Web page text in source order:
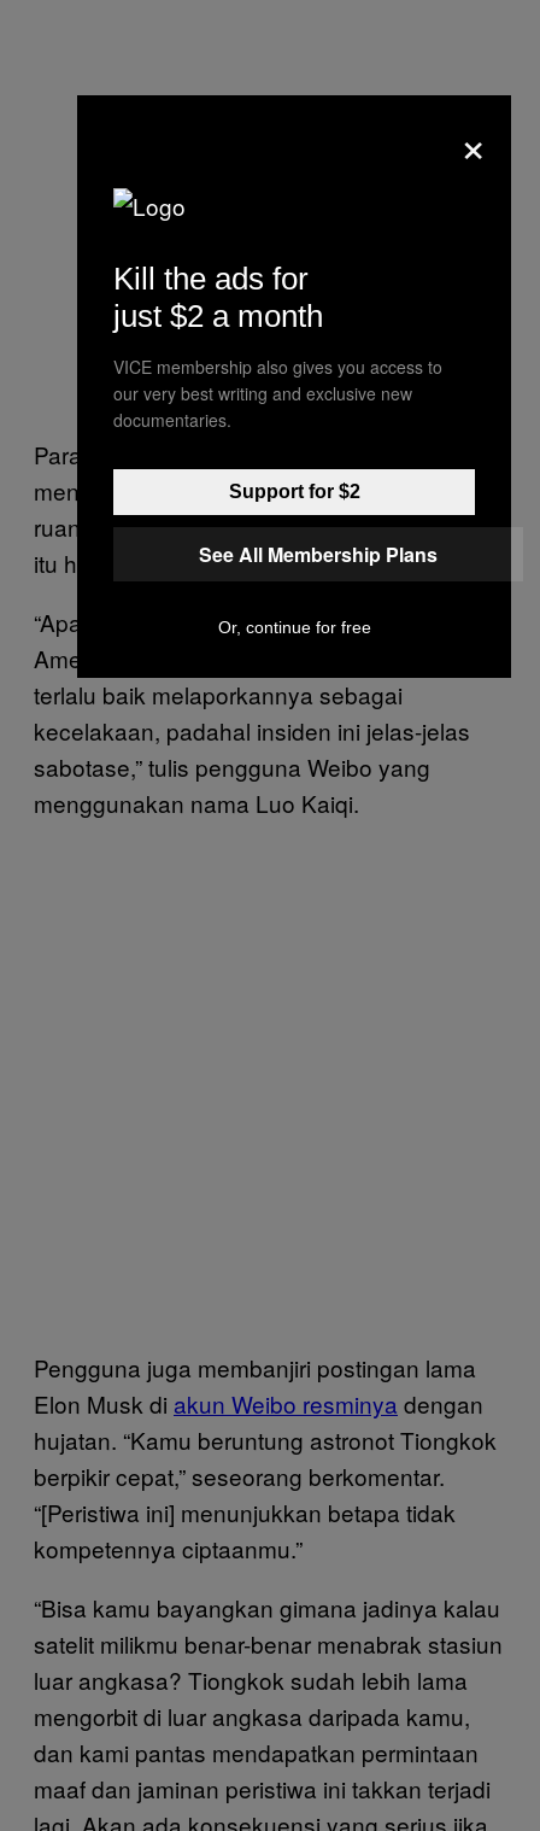
Para pengguna situs mikroblog Weibo
menuduh satelit Starlink “senjata perang
ruang angkasa Amerika” dan menganggap
itu hanya “sampah luar angkasa”.
“Apa yang bisa diharapkan dari miliarder
Amerika yang arogan? Tiongkok sudah
terlalu baik melaporkannya sebagai
kecelakaan, padahal insiden ini jelas-jelas
sabotase,” tulis pengguna Weibo yang
menggunakan nama Luo Kaiqi.
Pengguna juga membanjiri postingan lama
Elon Musk di akun Weibo resminya dengan
hujatan. “Kamu beruntung astronot Tiongkok
berpikir cepat,” seseorang berkomentar.
“[Peristiwa ini] menunjukkan betapa tidak
kompetennya ciptaanmu.”
“Bisa kamu bayangkan gimana jadinya kalau
satelit milikmu benar-benar menabrak stasiun
luar angkasa? Tiongkok sudah lebih lama
mengorbit di luar angkasa daripada kamu,
dan kami pantas mendapatkan permintaan
maaf dan jaminan peristiwa ini takkan terjadi
lagi. Akan ada konsekuensi yang serius jika
×
Kill the ads for
just $2 a month
VICE membership also gives you access to
our very best writing and exclusive new
documentaries.
Support for $2
See All Membership Plans
Or, continue for free